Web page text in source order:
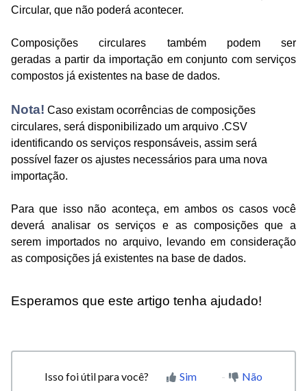
Circular, que não poderá acontecer.
Composições circulares também podem ser
geradas a partir da importação em conjunto com serviços
compostos já existentes na base de dados.
Nota! Caso existam ocorrências de composições
circulares, será disponibilizado um arquivo .CSV
identificando os serviços responsáveis, assim será
possível fazer os ajustes necessários para uma nova
importação.
Para que isso não aconteça, em ambos os casos você
deverá analisar os serviços e as composições que a
serem importados no arquivo, levando em consideração
as composições já existentes na base de dados.
Esperamos que este artigo tenha ajudado!
Isso foi útil para você? Sim Não